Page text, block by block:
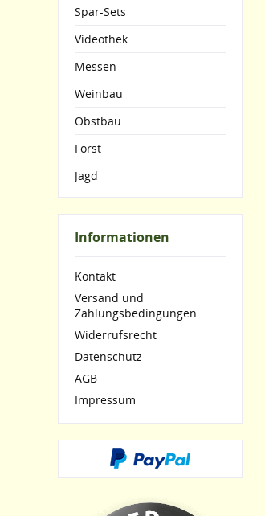
Spar-Sets
Videothek
Messen
Weinbau
Obstbau
Forst
Jagd
Informationen
Kontakt
Versand und
Zahlungsbedingungen
Widerrufsrecht
Datenschutz
AGB
Impressum